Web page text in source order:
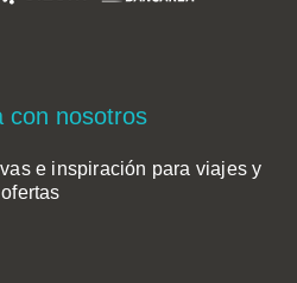
con nosotros
e inspiración para viajes y
ofertas